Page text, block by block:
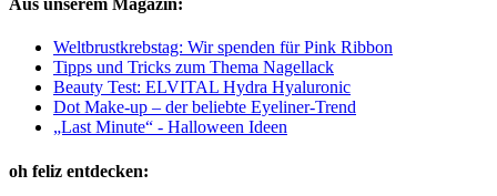
Aus unserem Magazin:
Weltbrustkrebstag: Wir spenden für Pink Ribbon
Tipps und Tricks zum Thema Nagellack
Beauty Test: ELVITAL Hydra Hyaluronic
Dot Make-up – der beliebte Eyeliner-Trend
„Last Minute“ - Halloween Ideen
oh feliz entdecken: